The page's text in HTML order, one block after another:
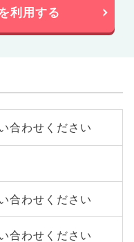
利用する
合わせください
合わせください
合わせください